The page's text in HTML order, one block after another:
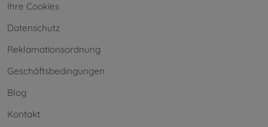
Ihre Cookies
Datenschutz
Reklamationsordnung
Geschäftsbedingungen
Blog
Kontakt